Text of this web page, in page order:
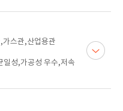
가스관,산업용관
일성,가공성 우수,저속